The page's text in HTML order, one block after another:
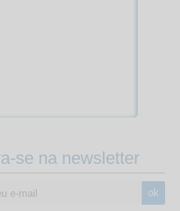
se na newsletter
ok